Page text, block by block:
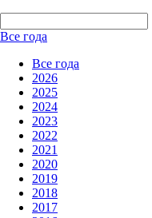
Все года
Все года
2026
2025
2024
2023
2022
2021
2020
2019
2018
2017